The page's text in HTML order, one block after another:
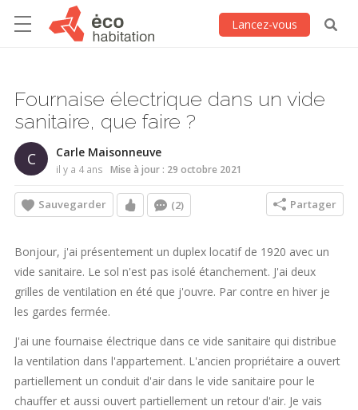
Lancez-vous
Fournaise électrique dans un vide
sanitaire, que faire ?
C Carle Maisonneuve
il y a 4 ans Mise à jour : 29 octobre 2021
Sauvegarder (2) Partager
Bonjour, j'ai présentement un duplex locatif de 1920 avec un
vide sanitaire. Le sol n'est pas isolé étanchement. J'ai deux
grilles de ventilation en été que j'ouvre. Par contre en hiver je
les gardes fermée.
J'ai une fournaise électrique dans ce vide sanitaire qui distribue
la ventilation dans l'appartement. L'ancien propriétaire a ouvert
partiellement un conduit d'air dans le vide sanitaire pour le
chauffer et aussi ouvert partiellement un retour d'air. Je vais